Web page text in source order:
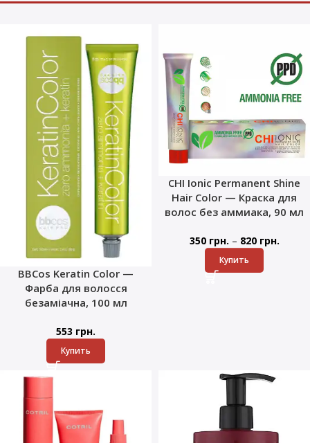
BBCos Keratin Color —
Фарба для волосся
безаміачна, 100 мл
553 грн.
Купить
CHI Ionic Permanent Shine
Hair Color — Краска для
волос без аммиака, 90 мл
350 грн. – 820 грн.
Купить